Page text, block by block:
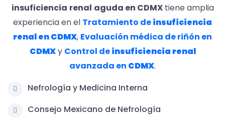
insuficiencia renal aguda en CDMXtiene amplia
experiencia en el Tratamiento deinsuficiencia
renal en CDMX, Evaluación médica de riñón en
CDMXy Control deinsuficiencia renal
avanzada en CDMX.
Nefrología y Medicina Interna
Consejo Mexicano de Nefrología